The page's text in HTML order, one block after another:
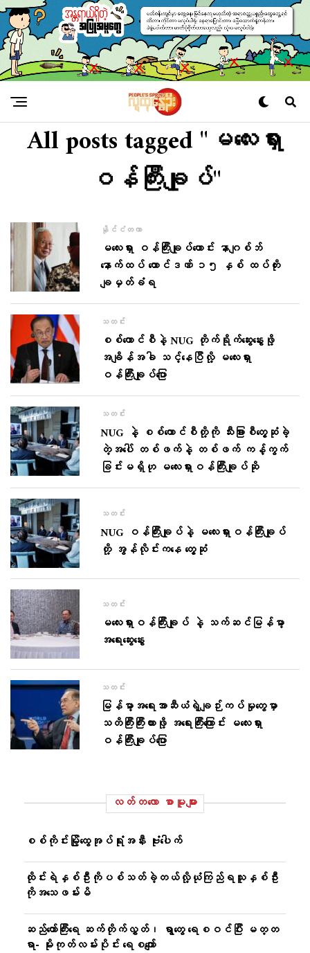
All posts tagged "မလေးရှား
ဝန်ကြီးချုပ်"
နိုင်ငံတကာ
မလေးရှား ဝန်ကြီးချုပ်ဟောင်း နာဂျစ်ဘ်
နောက်ထပ် ထောင်ဒဏ် ၁၅ နှစ် ထပ်တိုး
ချမှတ်ခံရ
သတင်း
စစ်ကောင်စီနဲ့ NUG တိုက်ရိုက်ဆွေးနွေးဖို့
အချိန်အခါ သင့်နေပြီလို့ မလေးရှား
ဝန်ကြီးချုပ်ပြော
သတင်း
NUG နဲ့ စစ်ကောင်စီတို့ကို သီးခြားစီတွေ့ဆုံခဲ့
တဲ့အပေါ် တစ်ဖက်နဲ့ တစ်ဖက် ကန့်ကွက်
ခြင်းမရှိဟု မလေးရှားဝန်ကြီးချုပ်ဆို
သတင်း
NUG ဝန်ကြီးချုပ်နဲ့ မလေးရှားဝန်ကြီးချုပ်
တို့ အွန်လိုင်းကနေ တွေ့ဆုံ
သတင်း
မလေးရှားဝန်ကြီးချုပ် နဲ့ သက်ဆင်မြန်မာ့
အ​ရေးဆွေးနွေး
သတင်း
မြန်မာ့အရေးအာဆီယံရဲ့ချဉ်းကပ်မှုတွေမှာ
သတိကြီးကြီးထားဖို့ အရေးကြီးကြောင်း မလေးရှား
ဝန်ကြီးချုပ်ပြော
လတ်တ‌လော စာမူများ
စစ်ကိုင်းမြို့ထွေအုပ်ရုံးအနီး ဗုံးပေါက်
ထိုင်းရဲနှစ်ဦးကိုပစ်သတ်ခဲ့တယ်လို့ယုံကြည်ရသူနှစ်ဦး
ကိုအသေဖမ်းမိ
ဆည်တော်ကြီးရေ ဆက်တိုက်လွှတ်၊ ရွာတွေ ရေစဝင်ပြီး မတ္တ
ရာ- မိုးကုတ်လမ်းပိုင်း ရေစကျော်